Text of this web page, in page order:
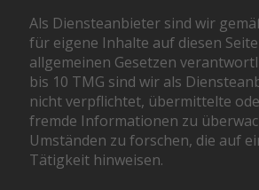
Als Diensteanbieter sind wir
für eigene Inhalte auf diesen
allgemeinen Gesetzen
bis 10 TMG sind wir als
nicht verpflichtet, übermittelte
fremde Informationen zu
Umständen zu forschen, die auf
Tätigkeit hinweisen.